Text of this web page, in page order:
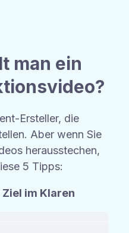
man ein
Ersteller, die
Aber wenn Sie
herausstechen,
5 Tipps:
im Klaren